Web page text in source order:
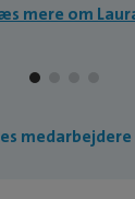
ultralyd
mere om
medarbejdere